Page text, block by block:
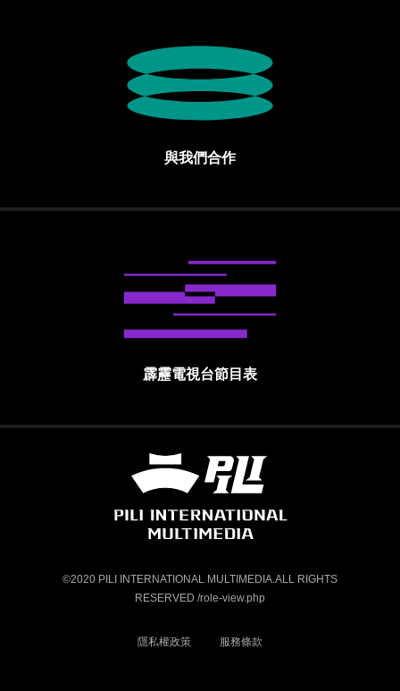
與我們合作
霹靂電視台節目表
霹靂國際多媒體股份有限公司 PILI
©2020 PILI INTERNATIONAL MULTIMEDIA.ALL RIGHTS
RESERVED /role-view.php
隱私權政策 服務條款